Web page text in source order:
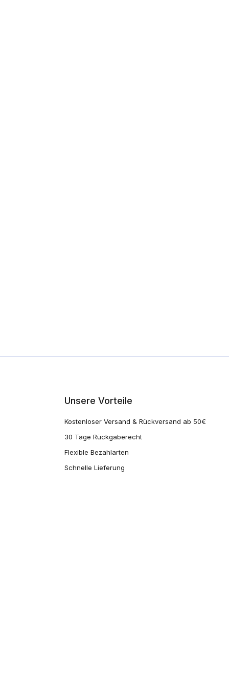
Unsere Vorteile
Kostenloser Versand & Rückversand ab 50€
30 Tage Rückgaberecht
Flexible Bezahlarten
Schnelle Lieferung